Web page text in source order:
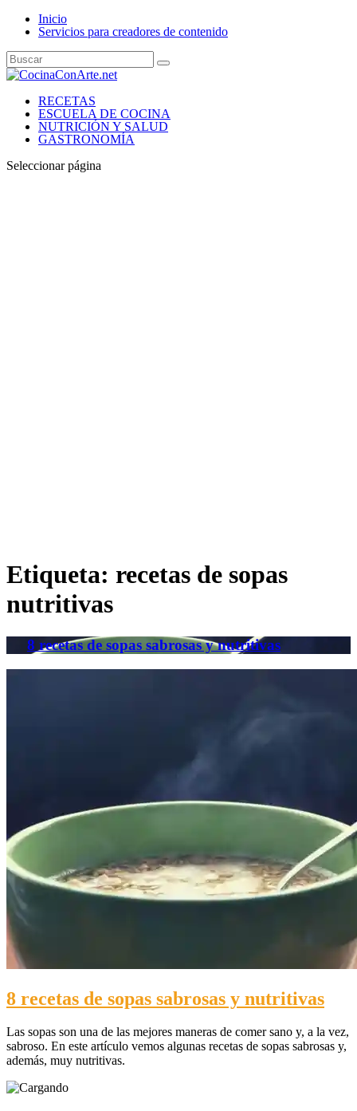
Inicio
Servicios para creadores de contenido
RECETAS
ESCUELA DE COCINA
NUTRICIÓN Y SALUD
GASTRONOMÍA
Seleccionar página
Etiqueta: recetas de sopas
nutritivas
8 recetas de sopas sabrosas y nutritivas
8 recetas de sopas sabrosas y nutritivas
Las sopas son una de las mejores maneras de comer sano y, a la vez,
sabroso. En este artículo vemos algunas recetas de sopas sabrosas y,
además, muy nutritivas.